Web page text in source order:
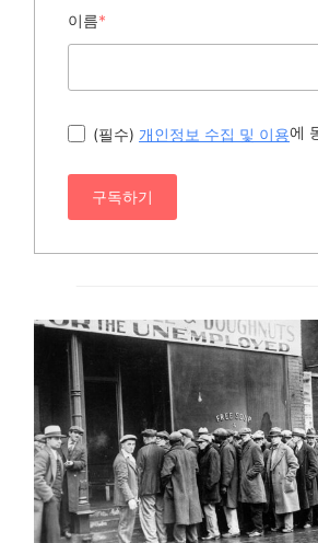
이름*
(필수) 개인정보 수집 및 이용에
구독하기